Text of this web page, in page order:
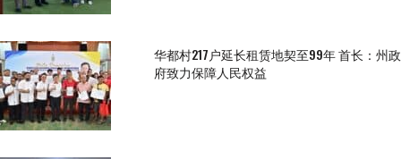
华都村217户延长租赁地契至99年 首长：州政
府致力保障人民权益